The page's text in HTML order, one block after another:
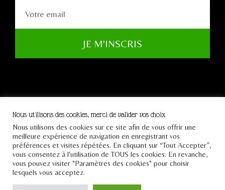
JE M'INSCRIS
Tous droits réservés Le
Pont 2021
Design par
Nous utilisons des cookies, merci de valider vos choix
Nous utilisons des cookies sur ce site afin de vous offrir une
meilleure expérience de navigation en enregistrant vos
préférences et visites répétées. En cliquant sur “Tout Accepter”,
vous consentez à l'utilisation de TOUS les cookies. En revanche,
vous pouvez visiter "Paramètres des cookies" pour choisir
lesquels vous acceptez.